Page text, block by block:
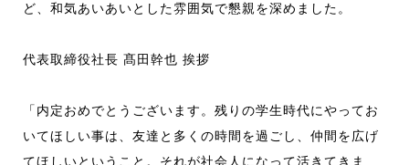
ど、和気あいあいとした雰囲気で懇親を深めました。
代表取締役社長 髙田幹也 挨拶
「内定おめでとうございます。残りの学生時代にやってお
いてほしい事は、友達と多くの時間を過ごし、仲間を広げ
てほしいということ。それが社会人になって活きてきま